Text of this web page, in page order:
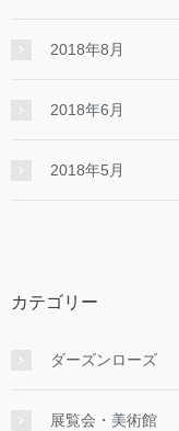
2018年8月
2018年6月
2018年5月
カテゴリー
ダーズンローズ
展覧会・美術館